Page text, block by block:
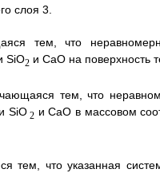
слоя 3.
тем, что
SiO2и СаО на поверхность
тем, что
SiO 2 и СаО в массовом
тем, что указанная